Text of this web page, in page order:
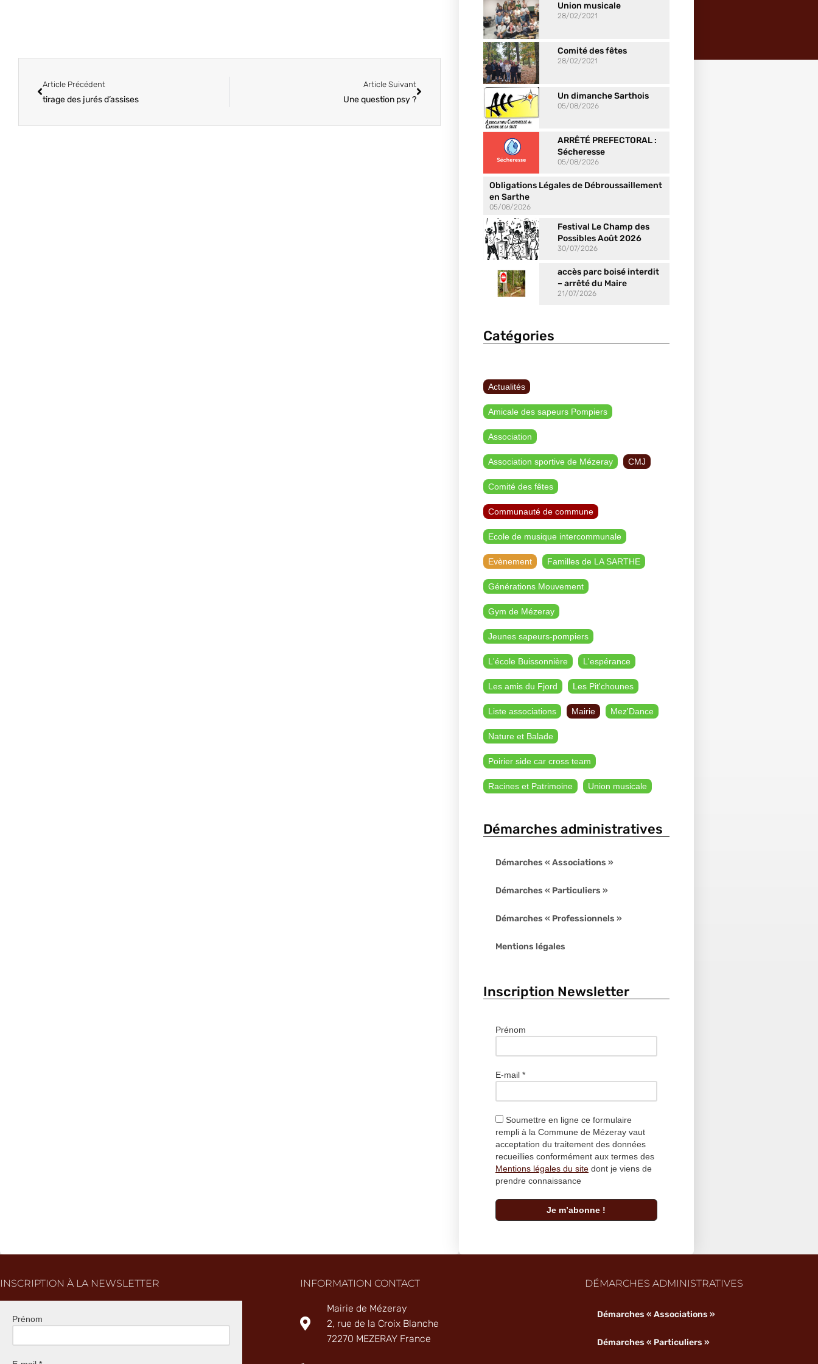
Article Précédent
tirage des jurés d’assises
Article Suivant
Une question psy ?
Union musicale
28/02/2021
Comité des fêtes
28/02/2021
Un dimanche Sarthois
05/08/2026
ARRÊTÉ PREFECTORAL :
Sécheresse
05/08/2026
Obligations Légales de Débroussaillement
en Sarthe
05/08/2026
Festival Le Champ des
Possibles Août 2026
30/07/2026
accès parc boisé interdit
– arrêté du Maire
21/07/2026
Catégories
Actualités
Amicale des sapeurs Pompiers
Association
Association sportive de Mézeray CMJ
Comité des fêtes
Communauté de commune
Ecole de musique intercommunale
Evènement Familles de LA SARTHE
Générations Mouvement
Gym de Mézeray
Jeunes sapeurs-pompiers
L'école Buissonnière L'espérance
Les amis du Fjord Les Pit'chounes
Liste associations Mairie Mez'Dance
Nature et Balade
Poirier side car cross team
Racines et Patrimoine Union musicale
Démarches administratives
Démarches « Associations »
Démarches « Particuliers »
Démarches « Professionnels »
Mentions légales
Inscription Newsletter
Prénom
E-mail *
Soumettre en ligne ce formulaire
rempli à la Commune de Mézeray vaut
acceptation du traitement des données
recueillies conformément aux termes des
Mentions légales du sitedont je viens de
prendre connaissance
INSCRIPTION À LA NEWSLETTER
Prénom
INFORMATION CONTACT
Mairie de Mézeray
2, rue de la Croix Blanche
72270 MEZERAY France
DÉMARCHES ADMINISTRATIVES
Démarches « Associations »
Démarches « Particuliers »